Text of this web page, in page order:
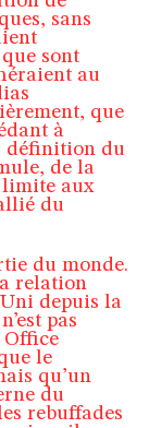
sans
sont
au
que
à
définition du
de la
limite aux
du
du monde.
relation
depuis la
pas
Office
le
qu’un
du
rebuffades